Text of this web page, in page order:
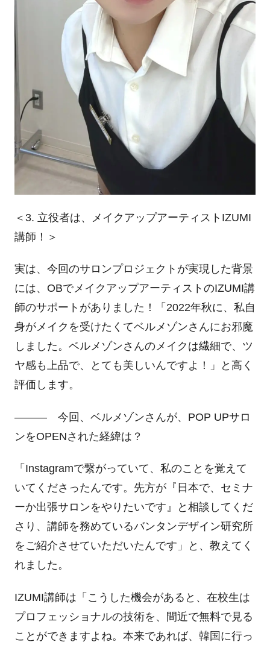
＜ 3. 立役者は、メイクアップアーティスト IZUMI
講師！＞
実は、今回のサロンプロジェクトが実現した背景
には、 OBでメイクアップアーティストのIZUMI講
師のサポートがありました！「 2022年秋に、私自
身がメイクを受けたくてベルメゾンさんにお邪魔
しました。ベルメゾンさんのメイクは繊細で、ツ
ヤ感も上品で、とても美しいんですよ！」と高く
評価します。
――― 今回、ベルメゾンさんが、 POP UPサロ
ンをOPENされた経緯は？
「 Instagramで繋がっていて、私のことを覚えて
いてくださったんです。先方が『日本で、セミナ
ーか出張サロンをやりたいです』と相談してくだ
さり、講師を務めているバンタンデザイン研究所
をご紹介させていただいたんです」と、教えてく
れました。
IZUMI講師は「こうした機会があると、在校生は
プロフェッショナルの技術を、間近で無料で見る
ことができますよね。本来であれば、韓国に行っ